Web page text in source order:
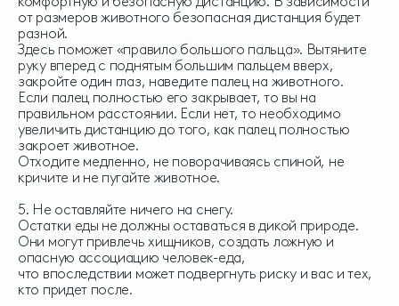
от размеров животного безопасная дистанция будет
разной.
Здесь поможет «правило большого пальца». Вытяните
руку вперед с поднятым большим пальцем вверх,
закройте один глаз, наведите палец на животного.
Если палец полностью его закрывает, то вы на
правильном расстоянии. Если нет, то необходимо
увеличить дистанцию до того, как палец полностью
закроет животное.
Отходите медленно, не поворачиваясь спиной, не
кричите и не пугайте животное.
5. Не оставляйте ничего на снегу.
Остатки еды не должны оставаться в дикой природе.
Они могут привлечь хищников, создать ложную и
опасную ассоциацию человек-еда,
что впоследствии может подвергнуть риску и вас и тех,
кто придет после.